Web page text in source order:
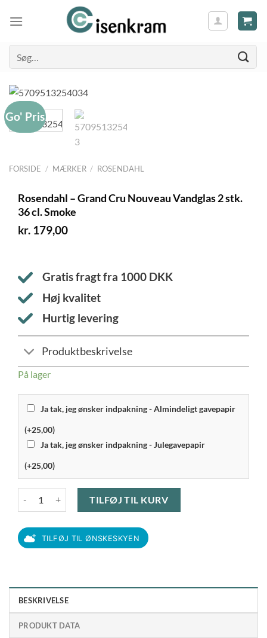
efter:
FORSIDE / MÆRKER / ROSENDAHL
Go' Pris
Rosendahl – Grand Cru Nouveau Vandglas 2 stk.
36 cl. Smoke
kr. 179,00
Gratis fragt fra 1000 DKK
Høj kvalitet
Hurtig levering
Produktbeskrivelse
På lager
Ja tak, jeg ønsker indpakning - Almindeligt gavepapir
(+25,00)
Ja tak, jeg ønsker indpakning - Julegavepapir
(+25,00)
TILFØJ TIL KURV
TILFØJ TIL ØNSKESKYEN
BESKRIVELSE
PRODUKT DATA